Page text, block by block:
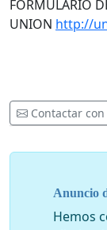
FORMULARIO
UNION http://
Contactar
Anuncio
Hemos